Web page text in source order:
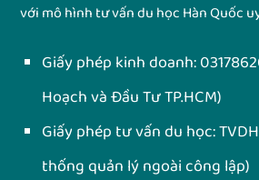
với mô hình tư vấn du học Hàn Quốc
Giấy phép kinh doanh:
Hoạch và Đầu Tư TP.HCM)
Giấy phép tư vấn du học:
thống quản lý ngoài công lập)